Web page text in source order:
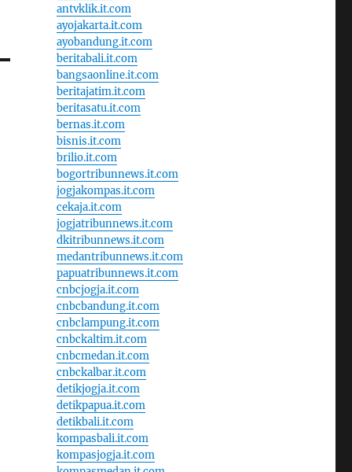
antvklik.it.com
ayojakarta.it.com
ayobandung.it.com
beritabali.it.com
bangsaonline.it.com
beritajatim.it.com
beritasatu.it.com
bernas.it.com
bisnis.it.com
brilio.it.com
bogortribunnews.it.com
jogjakompas.it.com
cekaja.it.com
jogjatribunnews.it.com
dkitribunnews.it.com
medantribunnews.it.com
papuatribunnews.it.com
cnbcjogja.it.com
cnbcbandung.it.com
cnbclampung.it.com
cnbckaltim.it.com
cnbcmedan.it.com
cnbckalbar.it.com
detikjogja.it.com
detikpapua.it.com
detikbali.it.com
kompasbali.it.com
kompasjogja.it.com